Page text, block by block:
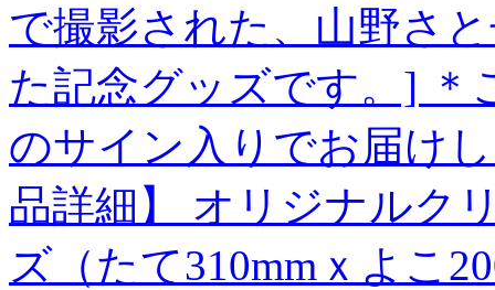
で撮影された、山野さ
た記念グッズです。] ＊
のサイン入りでお届け
品詳細】 オリジナルク
ズ（たて310mmｘよこ